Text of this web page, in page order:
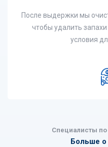
После выдержки мы
чтобы удалить
условия
Специалисты по
Больше о